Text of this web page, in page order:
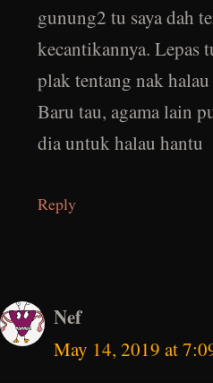
gunung2 tu saya dah
kecantikannya. Lepas
plak tentang nak
Baru tau, agama lain
dia untuk halau hantu
Reply
Nef
May 14, 2019 at